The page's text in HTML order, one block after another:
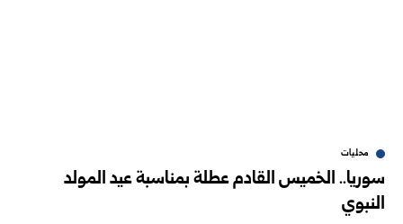
محليات
سوريا.. الخميس القادم عطلة بمناسبة عيد المولد
النبوي